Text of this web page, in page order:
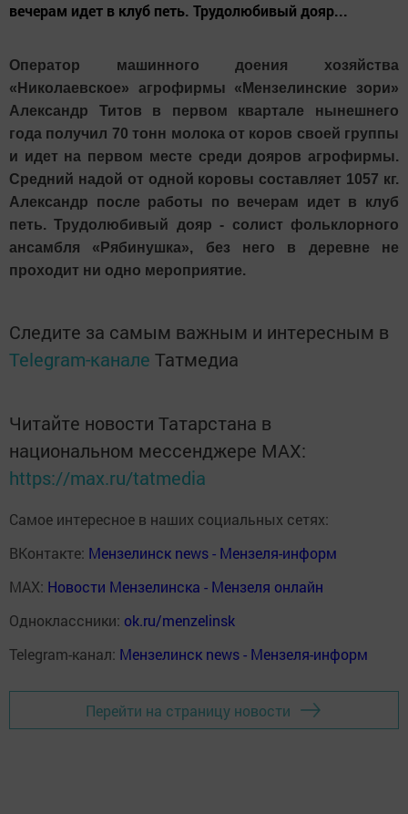
вечерам идет в клуб петь. Трудолюбивый дояр...
Оператор машинного доения хозяйства
«Николаевское» агрофирмы «Мензелинские зори»
Александр Титов в первом квартале нынешнего
года получил 70 тонн молока от коров своей группы
и идет на первом месте среди дояров агрофирмы.
Средний надой от одной коровы составляет 1057 кг.
Александр после работы по вечерам идет в клуб
петь. Трудолюбивый дояр - солист фольклорного
ансамбля «Рябинушка», без него в деревне не
проходит ни одно мероприятие.
Следите за самым важным и интересным в
Telegram-канале Татмедиа
Читайте новости Татарстана в
национальном мессенджере MАХ:
https://max.ru/tatmedia
Самое интересное в наших социальных сетях:
ВКонтакте: Мензелинск news - Мензеля-информ
MAX: Новости Мензелинска - Мензеля онлайн
Одноклассники: ok.ru/menzelinsk
Telegram-канал: Мензелинск news - Мензеля-информ
Перейти на страницу новости